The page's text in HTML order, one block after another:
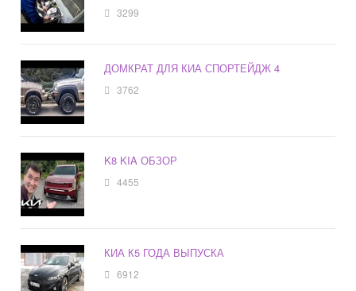
3299
ДОМКРАТ ДЛЯ КИА СПОРТЕЙДЖ 4
3762
K8 KIA ОБЗОР
4455
КИА К5 ГОДА ВЫПУСКА
6912